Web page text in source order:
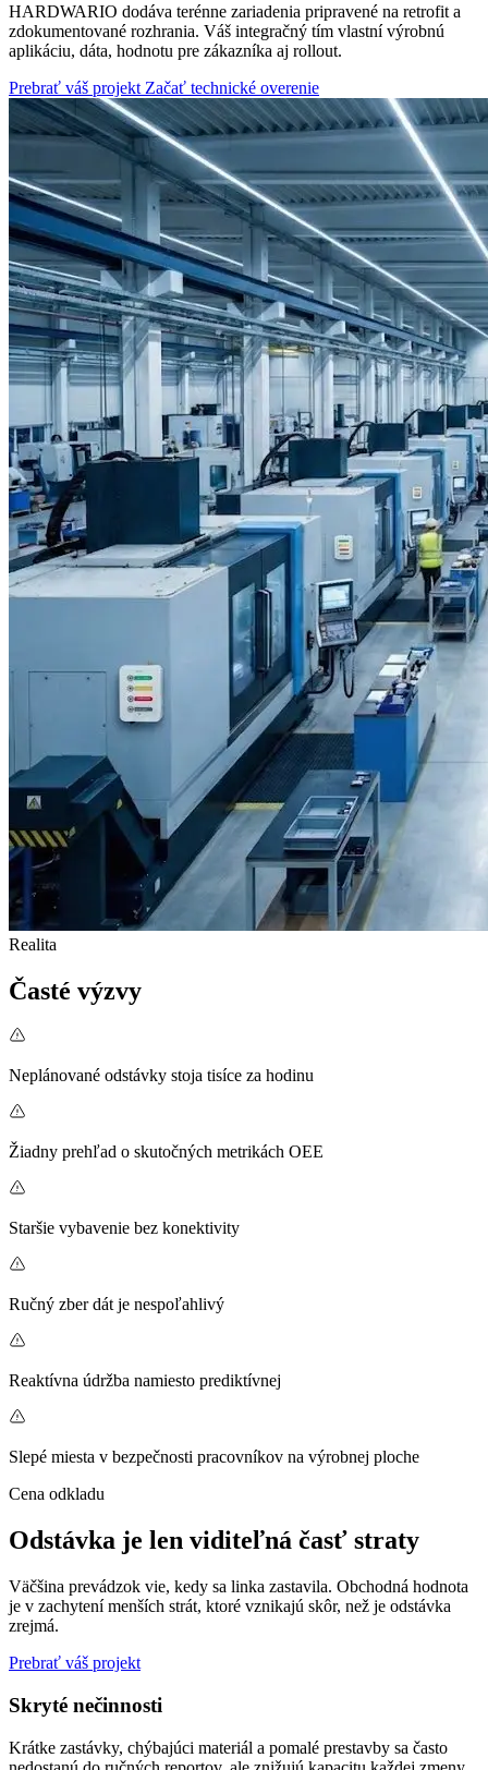
HARDWARIO dodáva terénne zariadenia pripravené na retrofit a
zdokumentované rozhrania. Váš integračný tím vlastní výrobnú
aplikáciu, dáta, hodnotu pre zákazníka aj rollout.
Prebrať váš projekt Začať technické overenie
Realita
Časté výzvy
Neplánované odstávky stoja tisíce za hodinu
Žiadny prehľad o skutočných metrikách OEE
Staršie vybavenie bez konektivity
Ručný zber dát je nespoľahlivý
Reaktívna údržba namiesto prediktívnej
Slepé miesta v bezpečnosti pracovníkov na výrobnej ploche
Cena odkladu
Odstávka je len viditeľná časť straty
Väčšina prevádzok vie, kedy sa linka zastavila. Obchodná hodnota
je v zachytení menších strát, ktoré vznikajú skôr, než je odstávka
zrejmá.
Prebrať váš projekt
Skryté nečinnosti
Krátke zastávky, chýbajúci materiál a pomalé prestavby sa často